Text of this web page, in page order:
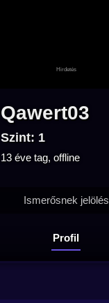
Qawert03
Szint: 1
13 éve tag, offline
Profil
Ismerősnek jelölés